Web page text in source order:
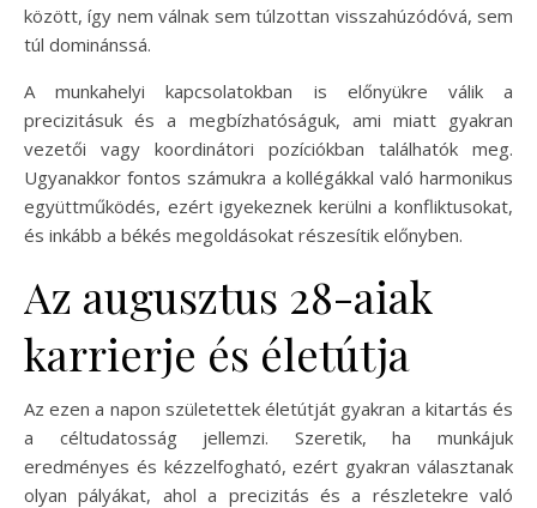
között, így nem válnak sem túlzottan visszahúzódóvá, sem
túl dominánssá.
A munkahelyi kapcsolatokban is előnyükre válik a
precizitásuk és a megbízhatóságuk, ami miatt gyakran
vezetői vagy koordinátori pozíciókban találhatók meg.
Ugyanakkor fontos számukra a kollégákkal való harmonikus
együttműködés, ezért igyekeznek kerülni a konfliktusokat,
és inkább a békés megoldásokat részesítik előnyben.
Az augusztus 28-aiak
karrierje és életútja
Az ezen a napon születettek életútját gyakran a kitartás és
a céltudatosság jellemzi. Szeretik, ha munkájuk
eredményes és kézzelfogható, ezért gyakran választanak
olyan pályákat, ahol a precizitás és a részletekre való